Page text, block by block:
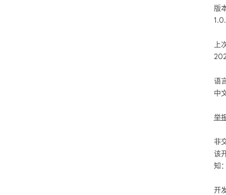
聚
操
内
用
在
原
界
觉
🔒
版
上
举
语
中
开
非
该
知